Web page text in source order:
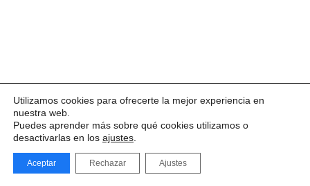
Utilizamos cookies para ofrecerte la mejor experiencia en
nuestra web.
Puedes aprender más sobre qué cookies utilizamos o
desactivarlas en los ajustes
Aceptar Rechazar Ajustes